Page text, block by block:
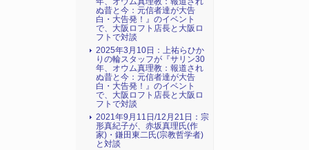
ぬ昔と今：元信者達が大告
白・大告発！』のイベント
で、大阪ロフト店長と大阪ロ
フトで対談
2025年3月10日：上祐らひか
りの輪スタッフが『サリン30
年、オウム真理教：報道され
ぬ昔と今：元信者達が大告
白・大告発！』のイベント
で、大阪ロフト店長と大阪ロ
フトで対談
2021年9月11日/12月21日：宗
形真紀子が、赤坂真理氏(作
家)・鎌田東二氏(宗教哲学者)
と対談